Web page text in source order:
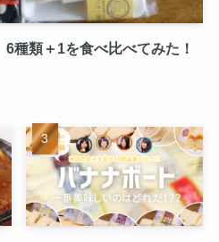
種類＋1を食べ比べてみた！